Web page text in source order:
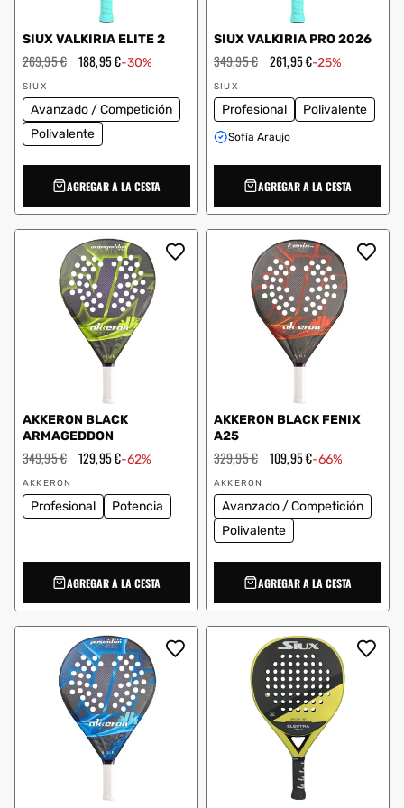
SIUX VALKIRIA ELITE 2
Precio
habitual
269,95 € Precio
de
188,95 €-30%
Proveedor:
SIUX
Avanzado / Competición
Polivalente
AGREGAR A LA CESTA
SIUX VALKIRIA PRO 2026
Precio
habitual
349,95 € Precio
261,95 €-25%
Proveedor:
SIUX
Profesional Polivalente
Sofía Araujo
AGREGAR A LA CESTA
AKKERON BLACK
ARMAGEDDON
Precio
habitual
349,95 € Precio
129,95 €-62%
Proveedor:
AKKERON
Profesional Potencia
AGREGAR A LA CESTA
AKKERON BLACK FENIX
A25
Precio
habitual
329,95 € Precio
109,95 €-66%
Proveedor:
AKKERON
Avanzado / Competición
Polivalente
AGREGAR A LA CESTA